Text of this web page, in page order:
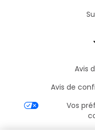
Avis
Avis de
Vos